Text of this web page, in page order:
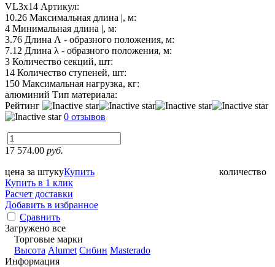
VL3х14 Артикул:
10.26 Максимальная длина |, м:
4 Минимальная длина |, м:
3.76 Длина Λ - образного положения, м:
7.12 Длина λ - образного положения, м:
3 Количество секций, шт:
14 Количество ступеней, шт:
150 Максимальная нагрузка, кг:
алюминий Тип материала:
Рейтинг
0 отзывов
17 574.00 руб.
цена за штуку количество
Купить
Купить в 1 клик
Расчет доставки
Добавить в избранное
Сравнить
Загружено все
Торговые марки
Высота Alumet Сибин Masterado
Информация